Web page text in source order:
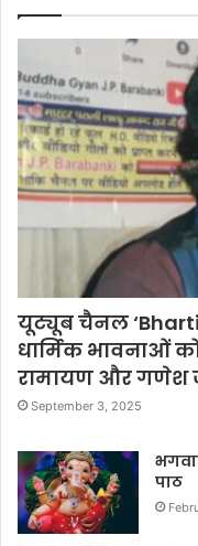
यूट्यूब चैनल
धार्मिक भावनाओं
रामायण और गणेश
September 3, 2025
पाठ